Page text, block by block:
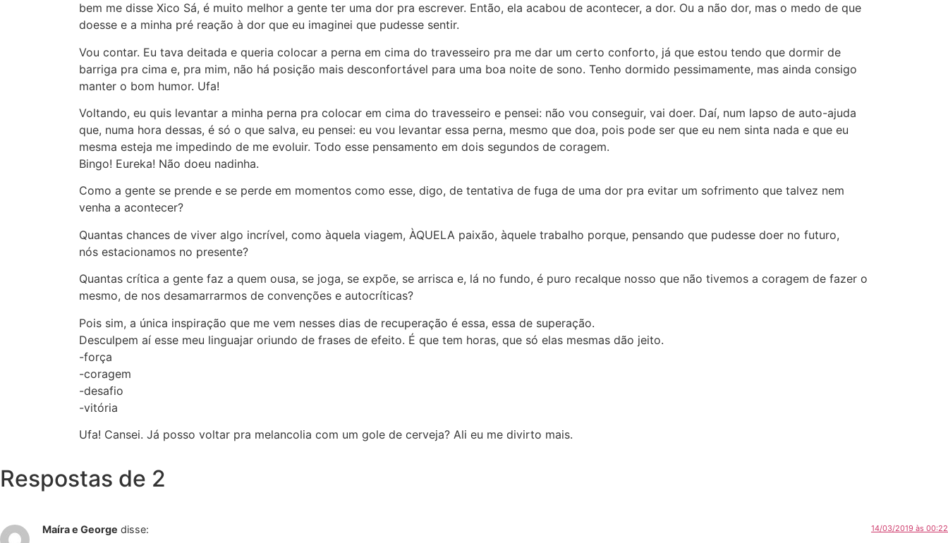
bem me disse Xico Sá, é muito melhor a gente ter uma dor pra escrever. Então, ela acabou de acontecer, a dor. Ou a não dor, mas o medo de que
doesse e a minha pré reação à dor que eu imaginei que pudesse sentir.
Vou contar. Eu tava deitada e queria colocar a perna em cima do travesseiro pra me dar um certo conforto, já que estou tendo que dormir de
barriga pra cima e, pra mim, não há posição mais desconfortável para uma boa noite de sono. Tenho dormido pessimamente, mas ainda consigo
manter o bom humor. Ufa!
Voltando, eu quis levantar a minha perna pra colocar em cima do travesseiro e pensei: não vou conseguir, vai doer. Daí, num lapso de auto-ajuda
que, numa hora dessas, é só o que salva, eu pensei: eu vou levantar essa perna, mesmo que doa, pois pode ser que eu nem sinta nada e que eu
mesma esteja me impedindo de me evoluir. Todo esse pensamento em dois segundos de coragem.
Bingo! Eureka! Não doeu nadinha.
Como a gente se prende e se perde em momentos como esse, digo, de tentativa de fuga de uma dor pra evitar um sofrimento que talvez nem
venha a acontecer?
Quantas chances de viver algo incrível, como àquela viagem, ÀQUELA paixão, àquele trabalho porque, pensando que pudesse doer no futuro,
nós estacionamos no presente?
Quantas crítica a gente faz a quem ousa, se joga, se expõe, se arrisca e, lá no fundo, é puro recalque nosso que não tivemos a coragem de fazer o
mesmo, de nos desamarrarmos de convenções e autocríticas?
Pois sim, a única inspiração que me vem nesses dias de recuperação é essa, essa de superação.
Desculpem aí esse meu linguajar oriundo de frases de efeito. É que tem horas, que só elas mesmas dão jeito.
-força
-coragem
-desafio
-vitória
Ufa! Cansei. Já posso voltar pra melancolia com um gole de cerveja? Ali eu me divirto mais.
Respostas de 2
Maíra e George disse: 14/03/2019 às 00:22